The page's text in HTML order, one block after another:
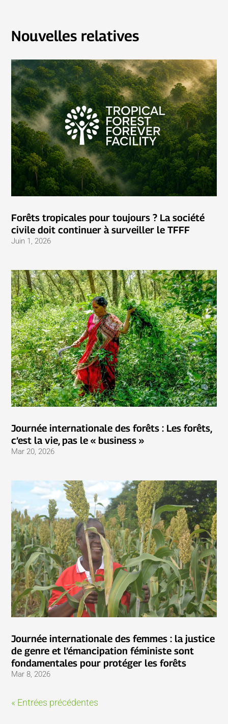
Nouvelles relatives
Forêts tropicales pour toujours ? La société
civile doit continuer à surveiller le TFFF
Juin 1, 2026
Journée internationale des forêts : Les forêts,
c’est la vie, pas le « business »
Mar 20, 2026
Journée internationale des femmes : la justice
de genre et l’émancipation féministe sont
fondamentales pour protéger les forêts
Mar 8, 2026
« Entrées précédentes